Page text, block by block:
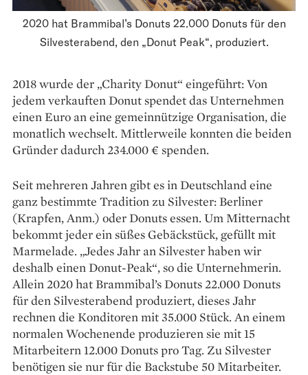
2020 hat Brammibal’s Donuts 22.000 Donuts für den
Silvesterabend, den „Donut Peak“, produziert.
2018 wurde der „Charity Donut“ eingeführt: Von
jedem verkauften Donut spendet das Unter­nehmen
einen Euro an eine gemeinnützige Orga­nisation, die
monatlich wechselt. Mit­tlerweile konnten die beiden
Gründer dadurch 234.000 € spenden.
Seit mehreren Jahren gibt es in Deutsch­land eine
ganz bestimmte Tradition zu Silvester: Berliner
(Krapfen, Anm.) oder Donuts essen. Um Mitternacht
bekommt jeder ein süßes Gebäckstück, gefüllt mit
Marmelade. „Jedes Jahr an Silvester haben wir
deshalb einen Donut-Peak“, so die Unternehmerin.
Allein 2020 hat Brammibal’s Donuts 22.000 Donuts
für den Silvesterabend produziert, dieses Jahr
rechnen die Kon­ditoren mit 35.000 Stück. An einem
normalen Wochenende produzieren sie mit 15
Mitarbeitern 12.000 Donuts pro Tag. Zu Silvester
benötigen sie nur für die Backstube 50 Mitarbeiter.